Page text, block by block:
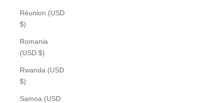
Réunion (USD
$)
Romania
(USD $)
Rwanda (USD
$)
Samoa (USD